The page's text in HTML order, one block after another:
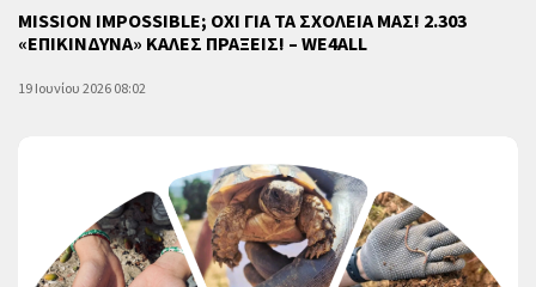
MISSION IMPOSSIBLE; ΟΧΙ ΓΙΑ ΤΑ ΣΧΟΛΕΙΑ ΜΑΣ! 2.303
«ΕΠΙΚΙΝΔΥΝΑ» ΚΑΛΕΣ ΠΡΑΞΕΙΣ! – WE4ALL
19 Ιουνίου 2026 08:02